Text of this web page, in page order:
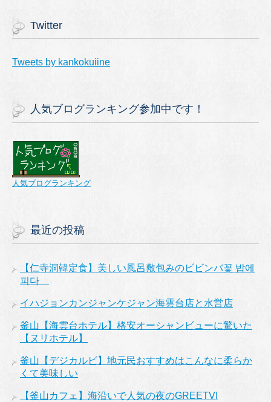
Twitter
Tweets by kankokuiine
人気ブログランキング参加中です！
人気ブログランキング
最近の投稿
【仁寺洞韓定食】美しい風呂敷包みのビビンバ꽃 밥에
피다
イハジョンカンジャンケジャン海雲台店と水営店
釜山【海雲台ホテル】格安オーシャンビューに驚いた
【ヌリホテル】
釜山【デジカルビ】地元民おすすめはこんなに柔らか
くて美味しい
【釜山カフェ】海沿いで人気の夜のGREETVI